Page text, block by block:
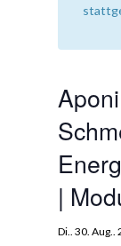
Aponi
|
Di.. 30. Aug..